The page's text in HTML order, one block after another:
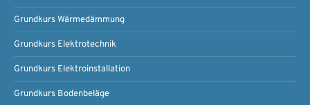
Grundkurs Wärmedämmung
Grundkurs Elektrotechnik
Grundkurs Elektroinstallation
Grundkurs Bodenbeläge